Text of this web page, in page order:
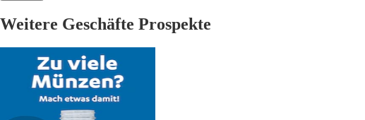
Weitere Geschäfte Prospekte